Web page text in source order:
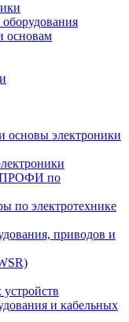
основам
основы электроники
ПРОФИ по
по электротехнике
приводов и
и кабельных